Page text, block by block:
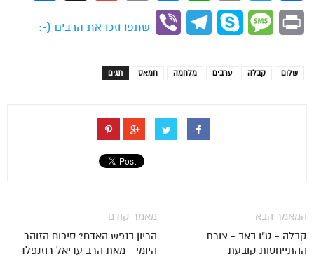
Print
Message
Skype
Telegram
Viber
שתפו וזכו את הרבים (-:
תגים חמאס מלחמה ערבים קבלה שלום
מאמר קודם
הריון בנפש האדם? סיכום הזוהר
היומי - מאת הרב עדיאל רוזנפלד
המאמר הבא
קבלה - ט"ו באב - צורת
ההתייחסות קובעת